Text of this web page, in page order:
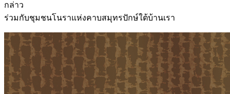
กล่าว
ร่วมกับชุมชนโนราแห่งคาบสมุทรปักษ์ใต้บ้านเรา